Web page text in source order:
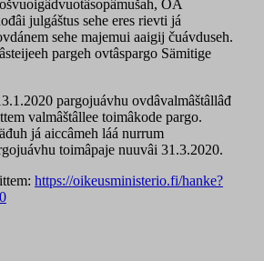
OA
julgáštus sehe eres rievti já
sehe majemui aaigij čuávduseh.
pargeh ovtâspargo Sämitige
pargojuávhu ovdâvalmâštâllâđ
valmâštâllee toimâkode pargo.
já aiccâmeh láá nurrum
toimâpaje nuuvâi 31.3.2020.
https://oikeusministerio.fi/hanke?